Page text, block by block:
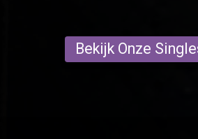
Bekijk Onze